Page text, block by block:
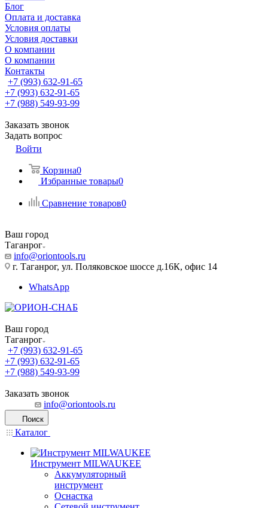
Блог
Оплата и доставка
Условия оплаты
Условия доставки
О компании
О компании
Контакты
+7 (993) 632-91-65
+7 (993) 632-91-65
+7 (988) 549-93-99
Заказать звонок
Задать вопрос
Войти
Корзина0
Избранные товары0
Сравнение товаров0
Ваш город
Таганрог
info@oriontools.ru
г. Таганрог, ул. Поляковское шоссе д.16К, офис 14
WhatsApp
Ваш город
Таганрог
+7 (993) 632-91-65
+7 (993) 632-91-65
+7 (988) 549-93-99
Заказать звонок
info@oriontools.ru
Поиск
Каталог
Инструмент MILWAUKEE
Аккумуляторный
инструмент
Оснастка